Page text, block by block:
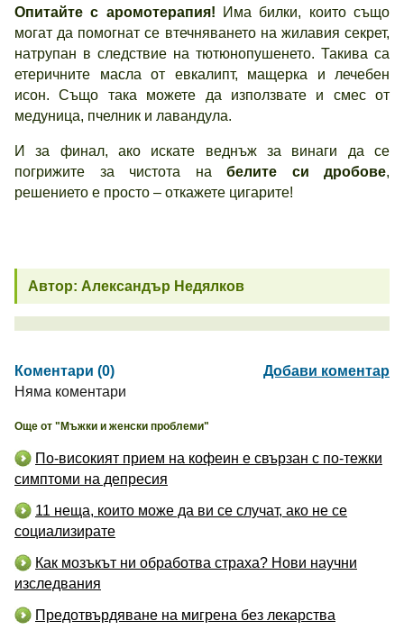
Опитайте с аромотерапия!
Има билки, които също
могат да помогнат се втечняването на жилавия секрет,
натрупан в следствие на тютюнопушенето. Такива са
етеричните масла от евкалипт, мащерка и лечебен
исон. Също така можете да използвате и смес от
медуница, пчелник и лавандула.
И за финал, ако искате веднъж за винаги да се
погрижите за чистота на белите си дробове,
решението е просто – откажете цигарите!
Автор: Александър Недялков
Коментари (0)
Добави коментар
Няма коментари
Още от "Мъжки и женски проблеми"
По-високият прием на кофеин е свързан с по-тежки
симптоми на депресия
11 неща, които може да ви се случат, ако не се
социализирате
Как мозъкът ни обработва страха? Нови научни
изследвания
Предотвърдяване на мигрена без лекарства